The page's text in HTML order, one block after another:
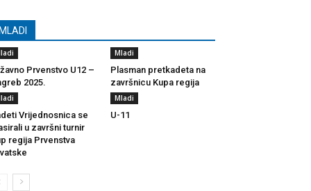
Prvenstvo U12 –
2025.
Mladi
Plasman pretkadeta na
završnicu Kupa regija
Vrijednosnica se
u završni turnir
regija Prvenstva
Mladi
U-11